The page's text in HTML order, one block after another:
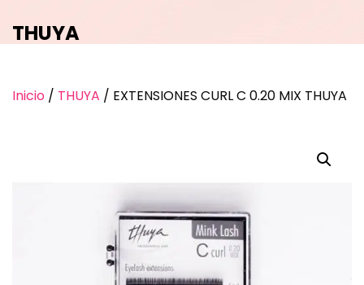
THUYA
Inicio / THUYA / EXTENSIONES CURL C 0.20 MIX THUYA